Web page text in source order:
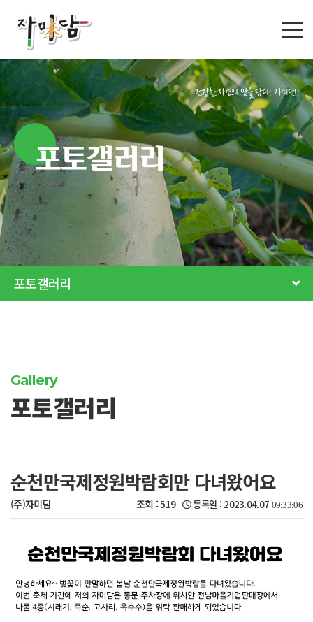
포토갤러리
건강한 자연의 맛을 담다! 자미담!!
포토갤러리
Gallery
포토갤러리
순천만국제정원박람회만 다녀왔어요
(주)자미담 등록일 : 2023.04.07 09:33:06
조회 :519